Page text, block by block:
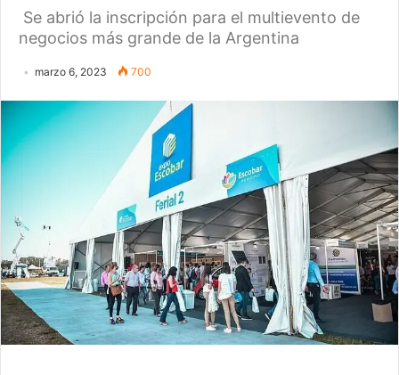
Se abrió la inscripción para el multievento de
negocios más grande de la Argentina
marzo 6, 2023 700